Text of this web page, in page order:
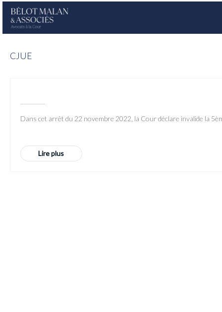
CJUE
Dans cet arrêt du 22 novembre 2022, la Cour déclare invalide la
Lire plus